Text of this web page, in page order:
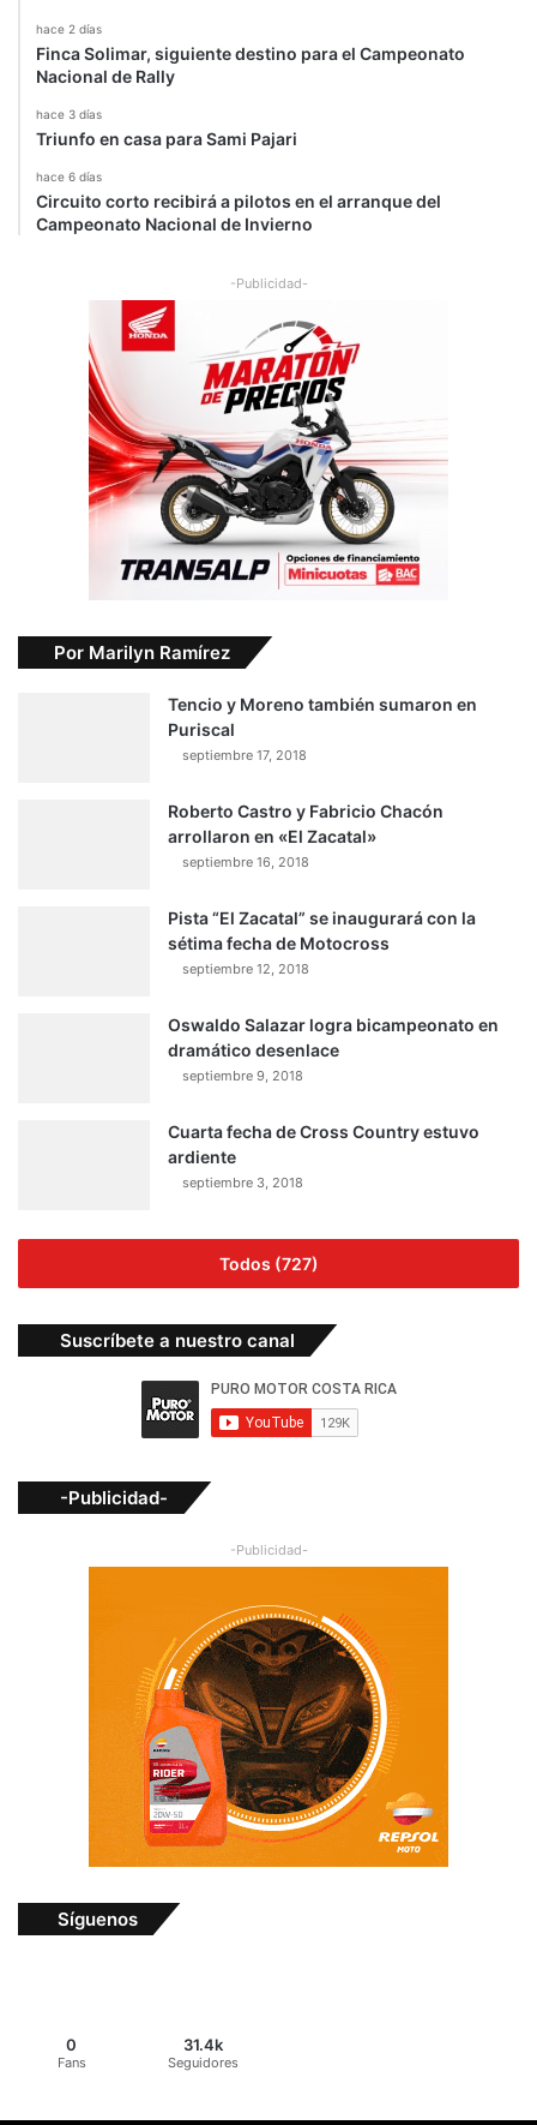
hace 2 días
Finca Solimar, siguiente destino para el Campeonato
Nacional de Rally
hace 3 días
Triunfo en casa para Sami Pajari
hace 6 días
Circuito corto recibirá a pilotos en el arranque del
Campeonato Nacional de Invierno
-Publicidad-
Por Marilyn Ramírez
Tencio y Moreno también sumaron en
Puriscal
septiembre 17, 2018
Roberto Castro y Fabricio Chacón
arrollaron en «El Zacatal»
septiembre 16, 2018
Pista “El Zacatal” se inaugurará con la
sétima fecha de Motocross
septiembre 12, 2018
Oswaldo Salazar logra bicampeonato en
dramático desenlace
septiembre 9, 2018
Cuarta fecha de Cross Country estuvo
ardiente
septiembre 3, 2018
Todos (727)
Suscríbete a nuestro canal
-Publicidad-
-Publicidad-
Síguenos
0
Fans
31.4k
Seguidores